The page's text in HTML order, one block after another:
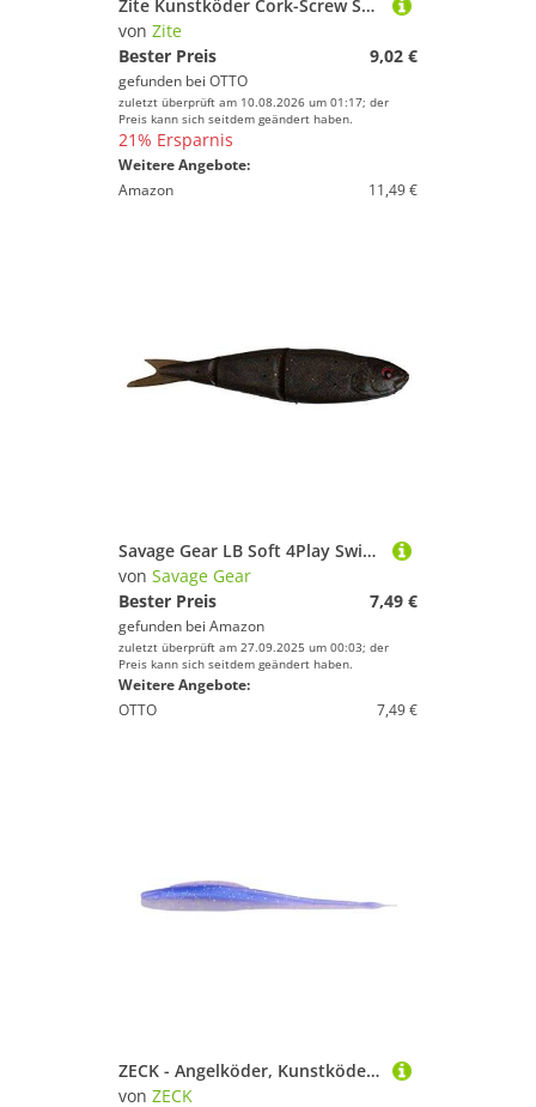
Zite Kunstköder Cork-Screw Spiralen Set für Angler
von Zite
Bester Preis
9,02 €
gefunden bei OTTO
zuletzt überprüft am 10.08.2026 um 01:17; der
Preis kann sich seitdem geändert haben.
21% Ersparnis
Weitere Angebote:
Amazon
11,49 €
Savage Gear LB Soft 4Play Swim&Jerk Gummifische (8cm, 9,5cm, 13cm o. 19cm) - Gummifisch, Forellenköder, Barschköder, Hechtköder, Zanderköder, Kunstköder, Angelköder, Farbe:Motor Oil, Länge / Gewicht / Packungsinhalt:9.5cm / 7.5g / 4 Stück
von Savage Gear
Bester Preis
7,49 €
gefunden bei Amazon
zuletzt überprüft am 27.09.2025 um 00:03; der
Preis kann sich seitdem geändert haben.
Weitere Angebote:
OTTO
7,49 €
ZECK - Angelköder, Kunstköder, Gummifisch - Shaky Stick | 12cm - Sexy Hering | 5 STK.
von ZECK